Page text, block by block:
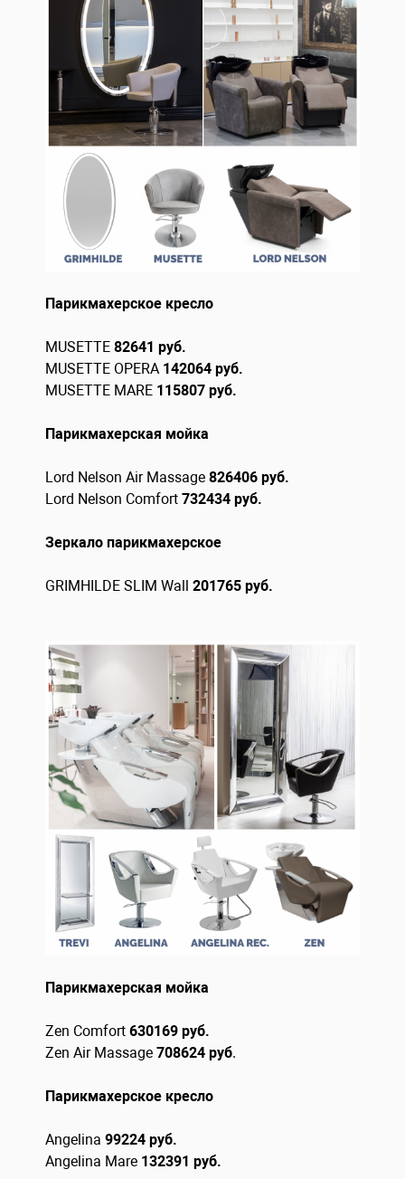
Парикмахерское кресло
MUSETTE 82641 руб.
MUSETTE OPERA 142064 руб.
MUSETTE MARE 115807 руб.
Парикмахерская мойка
Lord Nelson Air Massage 826406руб.
Lord Nelson Comfort 732434 руб.
Зеркало парикмахерское
GRIMHILDE SLIM Wall 201765 руб.
Парикмахерская мойка
Zen Comfort 630169 руб.
Zen Air Massage 708624 руб.
Парикмахерское кресло
Angelina 99224 руб.
Angelina Mare 132391 руб.